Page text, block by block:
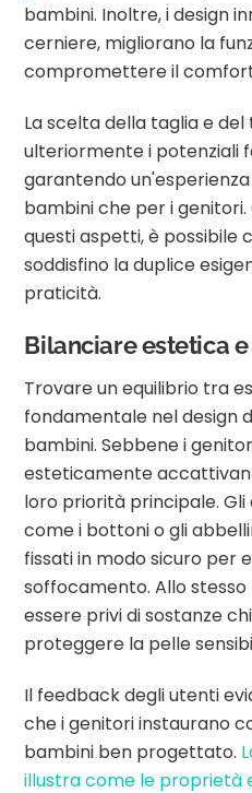
bambini. Inoltre, i design
cerniere, migliorano la
compromettere il
La scelta della taglia e
ulteriormente i potenziali
garantendo
bambini che per i
questi aspetti, è possibile
soddisfino la duplice
praticità.
Bilanciare estetica
Trovare un equilibrio tra
fondamentale nel design
bambini. Sebbene i
esteticamente
loro priorità principale.
come i bottoni o gli
fissati in modo sicuro per
soffocamento. Allo
essere privi di sostanze
proteggere la pelle
Il feedback degli utenti
che i genitori instaurano
bambini ben progettato.
illustra come le proprietà